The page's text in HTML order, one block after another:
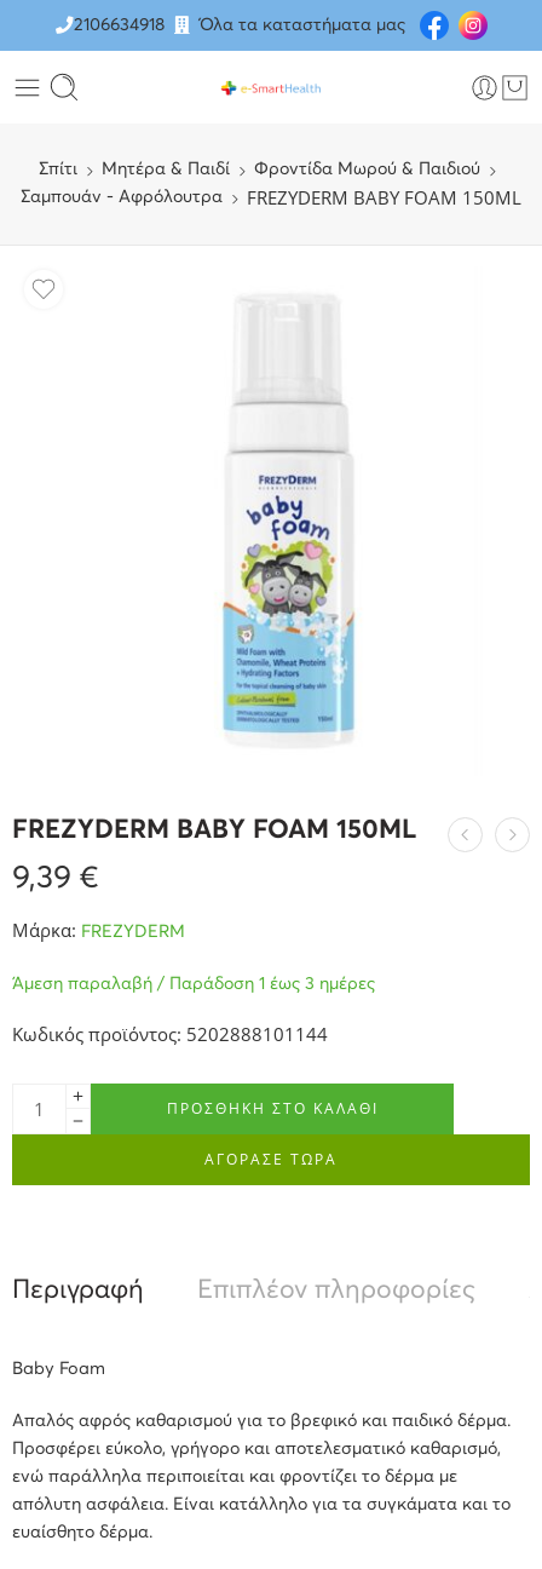
2106634918 Όλα τα καταστήματα μας
Σπίτι Μητέρα & Παιδί
Φροντίδα Μωρού & Παιδιού
Σαμπουάν - Αφρόλουτρα
FREZYDERM BABY FOAM 150ML
FREZYDERM BABY FOAM 150ML
9,39 €
Μάρκα: FREZYDERM
Άμεση παραλαβή / Παράδοση 1 έως 3 ημέρες
Κωδικός προϊόντος: 5202888101144
ΠΡΟΣΘΉΚΗ ΣΤΟ ΚΑΛΆΘΙ
ΑΓΟΡΑΣΕ ΤΩΡΑ
Περιγραφή Επιπλέον πληροφορίες
Baby Foam
Απαλός αφρός καθαρισμού για το βρεφικό και παιδικό δέρμα.
Προσφέρει εύκολο, γρήγορο και αποτελεσματικό καθαρισμό,
ενώ παράλληλα περιποιείται και φροντίζει το δέρμα με
απόλυτη ασφάλεια. Είναι κατάλληλο για τα συγκάματα και το
ευαίσθητο δέρμα.